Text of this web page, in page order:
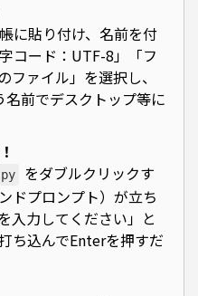
に貼り付け、名前を付
コード：UTF-8」「フ
ファイル」を選択し、
名前でデスクトップ等に
をダブルクリックす
ドプロンプト）が立ち
入力してください」と
ち込んでEnterを押すだ